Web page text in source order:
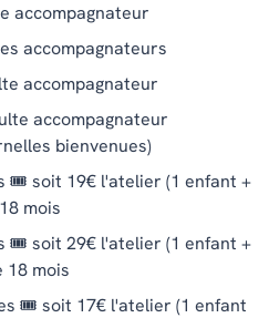
accompagnateur
accompagnateurs
accompagnateur
accompagnateur
bienvenues)
🎟️ soit 19€ l'atelier (1 enfant +
mois
🎟️ soit 29€ l'atelier (1 enfant +
18 mois
🎟️ soit 17€ l'atelier (1 enfant